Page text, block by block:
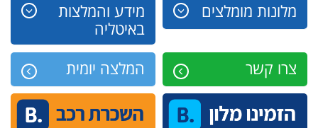
מלונות מומלצים
מידע והמלצות
באיטליה
צרו קשר
המלצה יומית